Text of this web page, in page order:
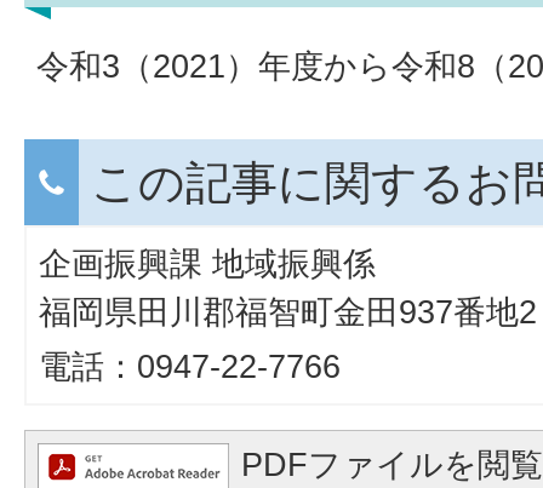
令和3（2021）年度から令和8（
この記事に関するお
企画振興課 地域振興係
福岡県田川郡福智町金田937番地2
電話：0947-22-7766
PDFファイルを閲